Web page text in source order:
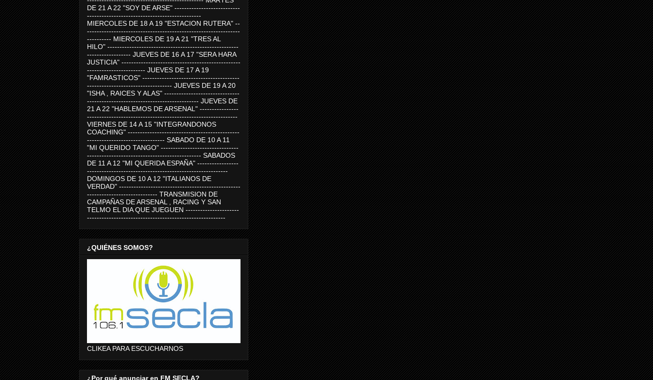
DE 21 A 22 "SOY DE ARSE" ---------------------------
-----------------------------------------------
MIERCOLES DE 18 A 19 "ESTACION RUTERA" --
---------------------------------------------------------------
---------- MIERCOLES DE 19 A 21 "TRES AL
HILO" ------------------------------------------------------
------------------ JUEVES DE 16 A 17 "SERA HARA
JUSTICIA" -------------------------------------------------
------------------------ JUEVES DE 17 A 19
"FAMRASTICOS" ----------------------------------------
----------------------------------- JUEVES DE 19 A 20
"ISHA , RAICES Y ALAS" -------------------------------
---------------------------------------------- JUEVES DE
21 A 22 "HABLEMOS DE ARSENAL" ----------------
--------------------------------------------------------------
VIERNES DE 14 A 15 "INTEGRANDONOS
COACHING" ----------------------------------------------
-------------------------------- SABADO DE 10 A 11
"MI QUERIDO TANGO" --------------------------------
----------------------------------------------- SABADOS
DE 11 A 12 "MI QUERIDA ESPAÑA" -----------------
----------------------------------------------------------
DOMINGOS DE 10 A 12 "ITALIANOS DE
VERDAD" --------------------------------------------------
----------------------------- TRANSMISION DE
CAMPAÑAS DE ARSENAL , RACING Y SAN
TELMO EL DIA QUE JUEGUEN ----------------------
---------------------------------------------------------
¿QUIÉNES SOMOS?
CLIKEA PARA ESCUCHARNOS
¿Por qué anunciar en FM SECLA?